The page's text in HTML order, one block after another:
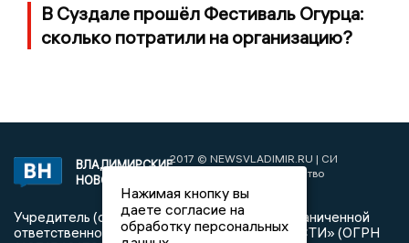
В Суздале прошёл Фестиваль Огурца:
сколько потратили на организацию?
ВЛАДИМИРСКИЕ
НОВОСТИ
2017 © NEWSVLADIMIR.RU | СИ
«Информационное агентство
Учредитель (соучредители): Общество с ограниченной
ответственностью «РЕГИОНАЛЬНЫЕ НОВОСТИ» (ОГРН
Нажимая кнопку вы
даете согласие на
обработку персональных